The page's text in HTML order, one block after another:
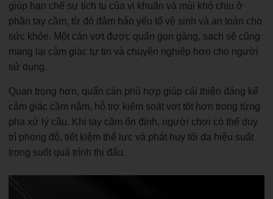
giúp hạn chế sự tích tụ của vi khuẩn và mùi khó chịu ở
phần tay cầm, từ đó đảm bảo yếu tố vệ sinh và an toàn cho
sức khỏe. Một cán vợt được quấn gọn gàng, sạch sẽ cũng
mang lại cảm giác tự tin và chuyên nghiệp hơn cho người
sử dụng.
Quan trọng hơn, quấn cán phù hợp giúp cải thiện đáng kể
cảm giác cầm nắm, hỗ trợ kiểm soát vợt tốt hơn trong từng
pha xử lý cầu. Khi tay cầm ổn định, người chơi có thể duy
trì phong độ, tiết kiệm thể lực và phát huy tối đa hiệu suất
trong suốt quá trình thi đấu.